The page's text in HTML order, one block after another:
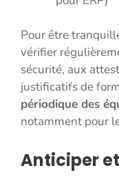
Pour être
vérifier
sécurité, aux
justificatifs de
périodique des
notamment pour
Anticiper